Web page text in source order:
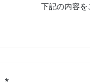
下記の内容を